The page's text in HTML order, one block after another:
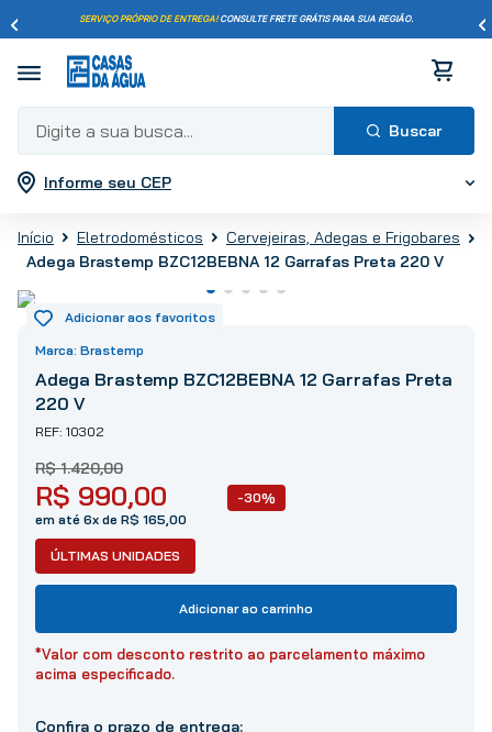
SERVIÇO PRÓPRIO DE ENTREGA!CONSULTE FRETE GRÁTIS PARA SUA REGIÃO.
Digite a sua busca...
Informe seu CEP
Eletrodomésticos
Cervejeiras, Adegas e Frigobares
Adega Brastemp BZC12BEBNA 12 Garrafas Preta 220 V
Brastemp
Adega Brastemp BZC12BEBNA 12 Garrafas Preta
220 V
10302
R$ 990,00
R$ 1.420,00
-30%
em até 6x de R$ 165,00
ÚLTIMAS UNIDADES
Adicionar ao carrinho
*Valor com desconto restrito ao parcelamento máximo
acima especificado.
Termos mais buscados
porcelanato
4
º
revestimento
5º
vaso sanitário
6º
chuveiro
7º
cimento
8º
torneira
9º
telha
10º tinta